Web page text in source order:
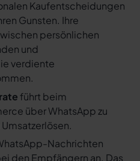
Kaufentscheidungen
Gunsten. Ihre
persönlichen
und
verdiente
führt beim
über WhatsApp zu
Nachrichten
den Empfängern an. Das